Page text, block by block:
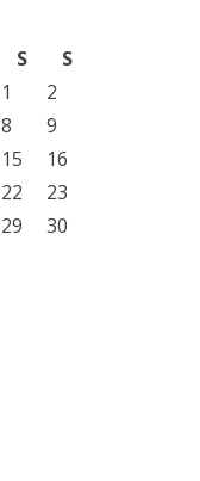
S
S
1
2
8
9
15
16
22
23
29
30